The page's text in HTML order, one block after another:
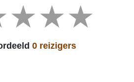
0 reizigers